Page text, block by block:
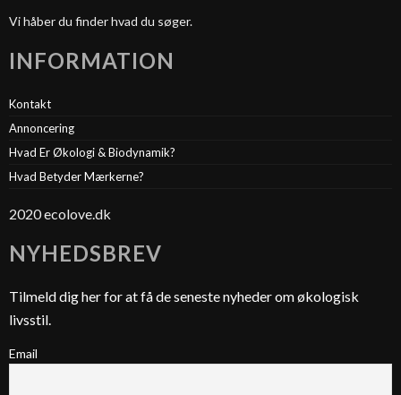
Vi håber du finder hvad du søger.
INFORMATION
Kontakt
Annoncering
Hvad Er Økologi & Biodynamik?
Hvad Betyder Mærkerne?
2020 ecolove.dk
NYHEDSBREV
Tilmeld dig her for at få de seneste nyheder om økologisk
livsstil.
Email